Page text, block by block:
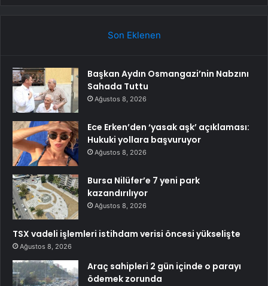
Son Eklenen
Başkan Aydın Osmangazi’nin Nabzını
Sahada Tuttu
Ağustos 8, 2026
Ece Erken’den ‘yasak aşk’ açıklaması:
Hukuki yollara başvuruyor
Ağustos 8, 2026
Bursa Nilüfer’e 7 yeni park
kazandırılıyor
Ağustos 8, 2026
TSX vadeli işlemleri istihdam verisi öncesi yükselişte
Ağustos 8, 2026
Araç sahipleri 2 gün içinde o parayı
ödemek zorunda